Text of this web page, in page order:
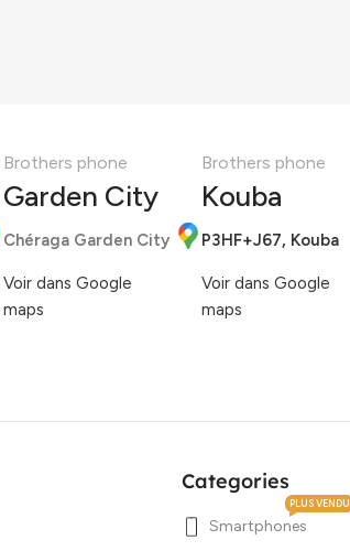
Brothers phone
Garden City
Chéraga Garden City
Voir dans Google
maps
Brothers phone
Kouba
P3HF+J67, Kouba
Voir dans Google
maps
Categories
Smartphones
PLUS VENDU